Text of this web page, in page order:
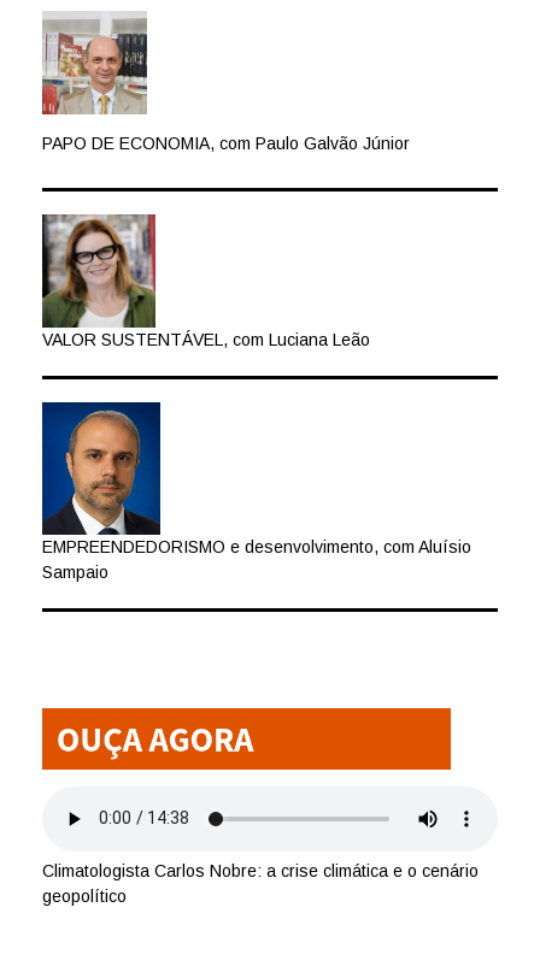
PAPO DE ECONOMIA, com Paulo Galvão Júnior
VALOR SUSTENTÁVEL, com Luciana Leão
EMPREENDEDORISMO e desenvolvimento, com Aluísio
Sampaio
Climatologista Carlos Nobre: a crise climática e o cenário
geopolítico